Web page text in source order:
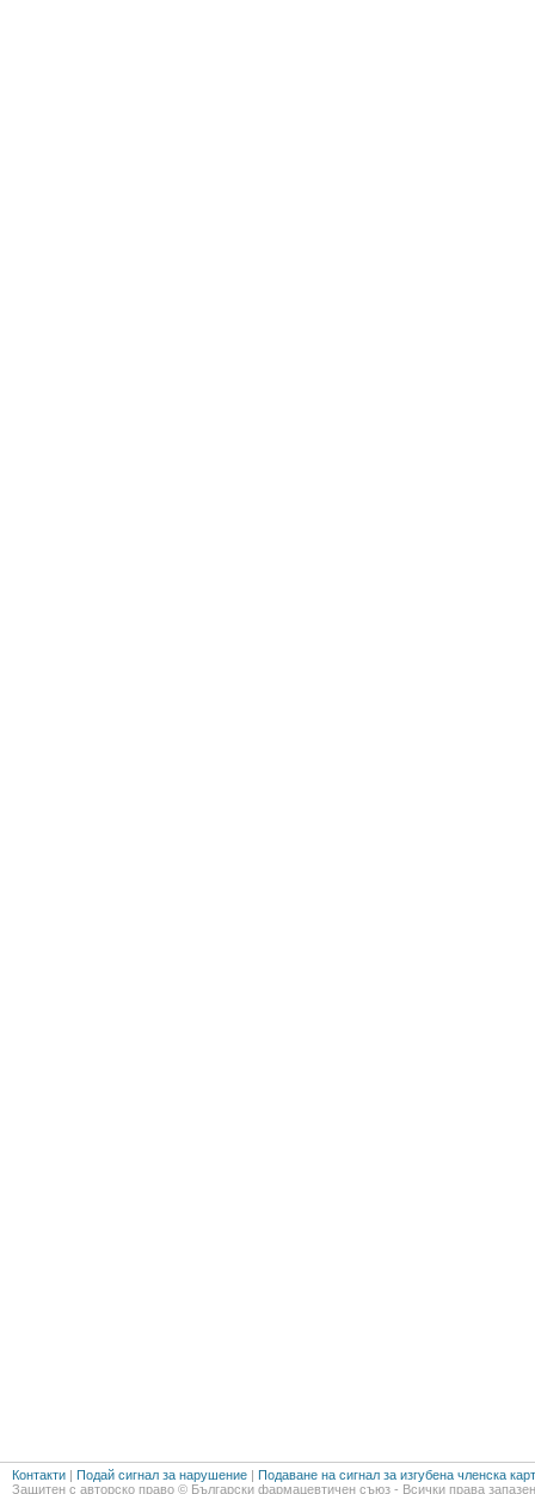
Контакти | Подай сигнал за нарушение | Подаване на сигнал за изгубена членска
Защитен с авторско право © Български фармацевтичен съюз - Всички права